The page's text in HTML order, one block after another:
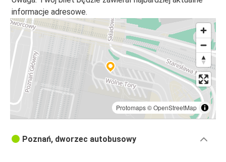
informacje adresowe.
Protomaps©OpenStreetMap
Poznań, dworzec autobusowy